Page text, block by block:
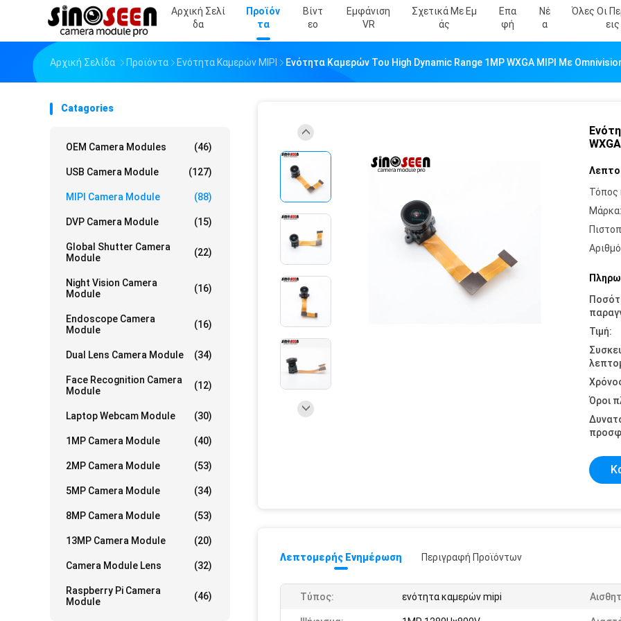
Αρχική Σελί
Δα
Προϊόν
Τα
Βίντ
Εο
Εμφάνιση
VR
Σχετικά Με Εμ
Άς
Επα
Φή
Νέ
Α
Όλες Οι
Εις
Αρχική Σελίδα Προϊόντα Ενότητα Καμερών MIPI Ενότητα Καμερών Του High Dynamic Range 1MP WXGA MIPI Με
Catagories
OEM Camera Modules (46)
USB Camera Module (127)
MIPI Camera Module (88)
DVP Camera Module (15)
Global Shutter Camera
Module
(22)
Night Vision Camera
Module
(16)
Endoscope Camera
Module
(16)
Dual Lens Camera Module (34)
Face Recognition Camera
Module
(12)
Laptop Webcam Module (30)
1MP Camera Module (40)
2MP Camera Module (53)
5MP Camera Module (34)
8MP Camera Module (53)
13MP Camera Module (20)
Camera Module Lens (32)
Raspberry Pi Camera
Module
(46)
Τόπος
Μάρκα:
Τιμή:
Όροι
Λεπτομερής Ενημέρωση Περιγραφή Προϊόντων
Τύπος: ενότητα καμερών mipi